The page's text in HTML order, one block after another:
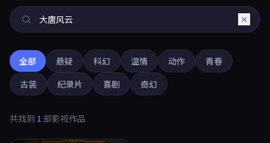
全部 悬疑 科幻 温情 动作
青春
古装
纪录片 喜剧 奇幻
共找到 1 部影视作品